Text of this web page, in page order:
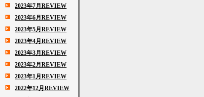
2023年7月REVIEW
2023年6月REVIEW
2023年5月REVIEW
2023年4月REVIEW
2023年3月REVIEW
2023年2月REVIEW
2023年1月REVIEW
2022年12月REVIEW